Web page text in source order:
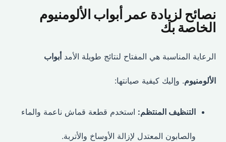
نصائح لزيادة عمر أبواب الألومنيوم
الخاصة بك
الرعاية المناسبة هي المفتاح لنتائج طويلة الأمدأبواب
الألومنيوم. وإليك كيفية صيانتها:
التنظيف المنتظم:استخدم قطعة قماش ناعمة والماء
والصابون المعتدل لإزالة الأوساخ والأتربة.